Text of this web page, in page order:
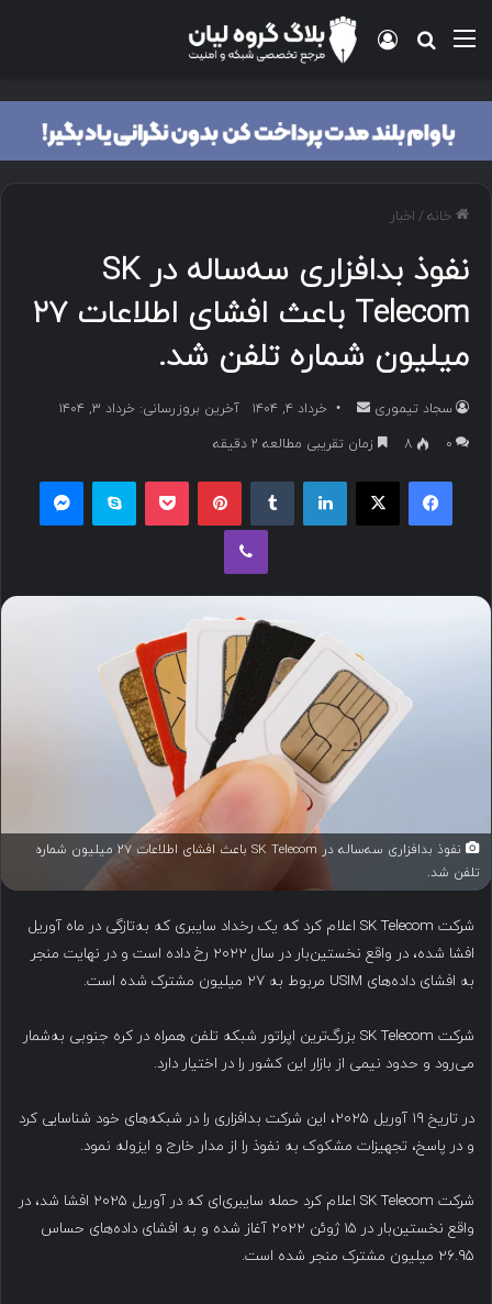
منو جستجو برای
ورود
خانه/ اخبار
نفوذ بدافزاری سه‌ساله در SK
Telecom باعث افشای اطلاعات ۲۷
میلیون شماره تلفن شد.
سجاد تیموری
ا
ا
ی
ل
خرداد ۴, ۱۴۰۴
آخرین بروزرسانی: خرداد ۳, ۱۴۰۴
۰
8 زمان تقریبی مطالعه 2 دقیقه
فیسبوک ایکس لینکداین پینتریست پاکت اسکایپ
وایبر
نفوذ بدافزاری سه‌ساله در SK Telecom باعث افشای اطلاعات ۲۷ میلیون شماره
تلفن شد.
شرکت SK Telecom اعلام کرد که یک رخداد سایبری که به‌تازگی در ماه آوریل
افشا شده، در واقع نخستین‌بار در سال ۲۰۲۲ رخ داده است و در نهایت منجر
به افشای داده‌های USIM مربوط به ۲۷ میلیون مشترک شده است.
شرکت SK Telecom بزرگ‌ترین اپراتور شبکه تلفن همراه در کره جنوبی به‌شمار
می‌رود و حدود نیمی از بازار این کشور را در اختیار دارد.
در تاریخ ۱۹ آوریل ۲۰۲۵، این شرکت بدافزاری را در شبکه‌های خود شناسایی کرد
و در پاسخ، تجهیزات مشکوک به نفوذ را از مدار خارج و ایزوله نمود.
شرکت SK Telecom اعلام کرد حمله سایبری‌ای که در آوریل ۲۰۲۵ افشا شد، در
واقع نخستین‌بار در ۱۵ ژوئن ۲۰۲۲ آغاز شده و به افشای داده‌های حساس
۲۶.۹۵ میلیون مشترک منجر شده است.